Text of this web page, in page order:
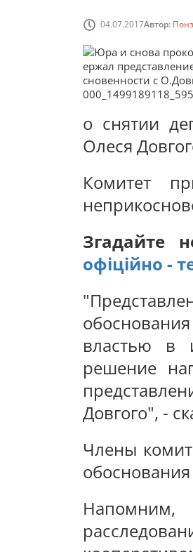
04.07.2017Автор:
о снятии
Олеся
Комитет
Згадайте
офіційно -
властью в
решение
Довгого", -
Члены
Напомним,